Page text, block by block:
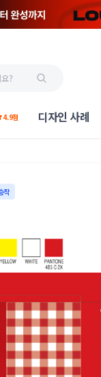
4.9점 디자인 사례
작